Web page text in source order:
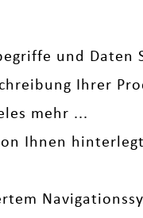
und Daten
Ihrer
mehr ...
Ihnen